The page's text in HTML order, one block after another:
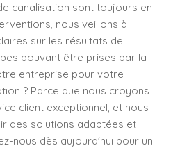
canalisation sont toujours en
nous veillons à
sur les résultats de
pouvant être prises par la
entreprise pour votre
? Parce que nous croyons
client exceptionnel, et nous
des solutions adaptées et
nous dès aujourd'hui pour un